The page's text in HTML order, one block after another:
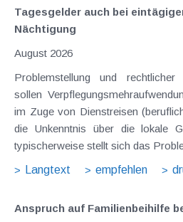
Tagesgelder auch bei
Nächtigung
August 2026
Problemstellung und rechtlicher
sollen
im Zuge von Dienstreisen
die Unkenntnis über die lokale
typischerweise stellt sich das
Langtext
empfehlen
Anspruch auf Familienbeihilfe